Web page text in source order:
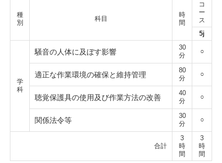
種
別
科目
時
間
コ
ー
ス
5j
学
科
騒音の人体に及ぼす影響
30
分
○
適正な作業環境の確保と維持管理
80
分
○
聴覚保護具の使用及び作業方法の改善
40
分
○
関係法令等
30
分
○
合計
3
時
間
3
時
間